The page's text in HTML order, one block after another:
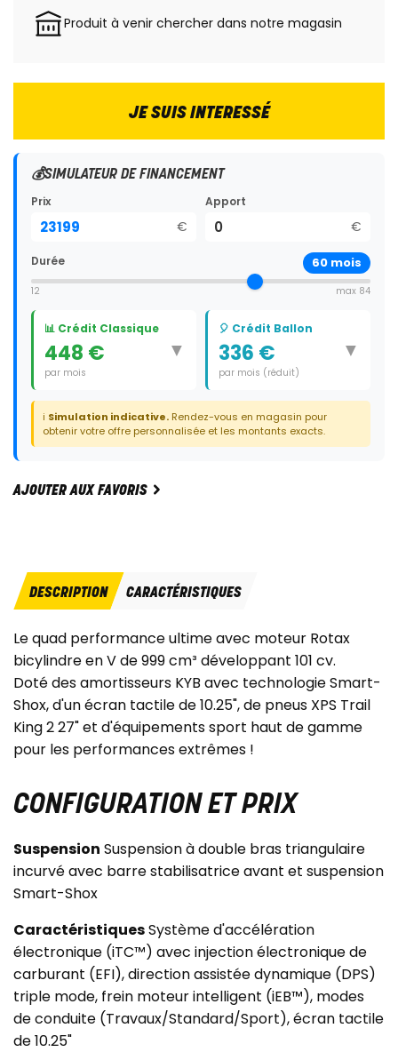
Produit à venir chercher dans notre magasin
JE SUIS INTERESSÉ
💰SIMULATEUR DE FINANCEMENT
Prix
€
Apport
€
Durée 60 mois
12 max 84
📊 Crédit Classique
448 €
par mois
▼
Durée: 60 mois
🎈 Crédit Ballon
336 €
par mois (réduit)
▼
Durée:
59 mois
Dernier paiement: 8 120 €
ℹ️ Simulation indicative. Rendez-vous en magasin pour
obtenir votre offre personnalisée et les montants exacts.
AJOUTER AUX FAVORIS
DESCRIPTION CARACTÉRISTIQUES
Le quad performance ultime avec moteur Rotax
bicylindre en V de 999 cm³ développant 101 cv.
Doté des amortisseurs KYB avec technologie Smart-
Shox, d'un écran tactile de 10.25", de pneus XPS Trail
King 2 27" et d'équipements sport haut de gamme
pour les performances extrêmes !
CONFIGURATION ET PRIX
Suspension Suspension à double bras triangulaire
incurvé avec barre stabilisatrice avant et suspension
Smart-Shox
CaractéristiquesSystème d'accélération
électronique (iTC™) avec injection électronique de
carburant (EFI), direction assistée dynamique (DPS)
triple mode, frein moteur intelligent (iEB™), modes
de conduite (Travaux/Standard/Sport), écran tactile
de 10.25"